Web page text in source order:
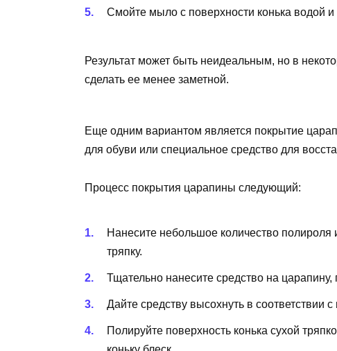
Смойте мыло с поверхности конька водой и
Результат может быть неидеальным, но в
сделать ее менее заметной.
Еще одним вариантом является покрытие
для обуви или специальное средство для
Процесс покрытия царапины следующий:
Нанесите небольшое количество
тряпку.
Тщательно нанесите средство на
Дайте средству высохнуть в соответствии
Полируйте поверхность конька сухой